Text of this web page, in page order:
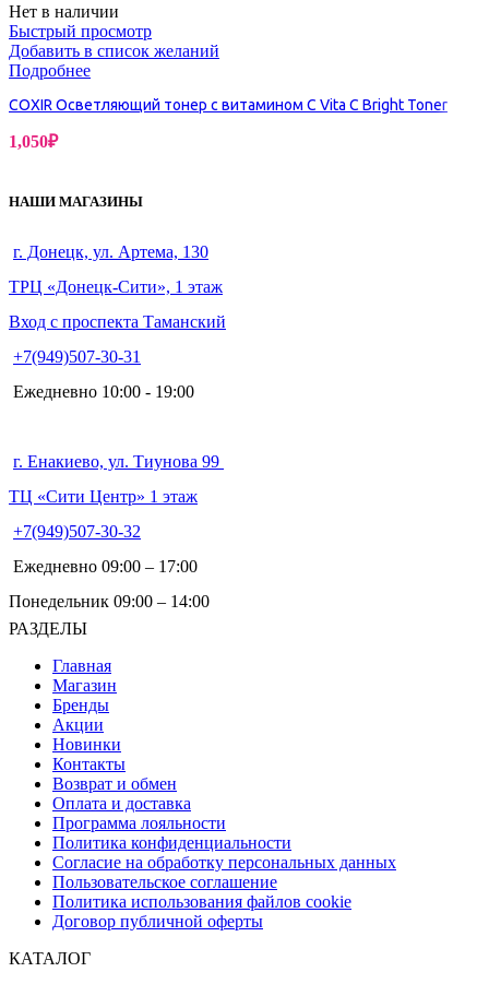
Нет в наличии
Быстрый просмотр
Добавить в список желаний
Подробнее
COXIR Осветляющий тонер с витамином С Vita C Bright Toner
1,050₽
НАШИ МАГАЗИНЫ
г. Донецк, ул. Артема, 130
ТРЦ «Донецк-Сити», 1 этаж
Вход с проспекта Таманский
+7(949)507-30-31
Ежедневно 10:00 - 19:00
г. Енакиево, ул. Тиунова 99
ТЦ «Сити Центр» 1 этаж
+7(949)507-30-32
Ежедневно 09:00 – 17:00
Понедельник 09:00 – 14:00
РАЗДЕЛЫ
Главная
Магазин
Бренды
Акции
Новинки
Контакты
Возврат и обмен
Оплата и доставка
Программа лояльности
Политика конфиденциальности
Согласие на обработку персональных данных
Пользовательское соглашение
Политика использования файлов cookie
Договор публичной оферты
КАТАЛОГ